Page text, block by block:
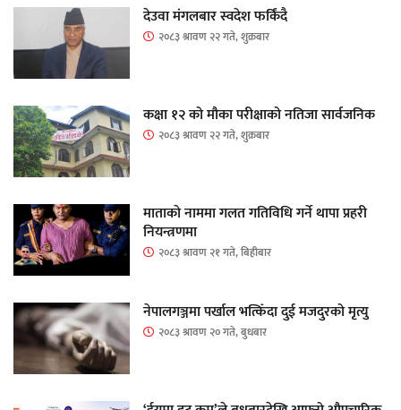
देउवा मंगलबार स्वदेश फर्किंदै
२०८३ श्रावण २२ गते, शुक्रबार
कक्षा १२ को मौका परीक्षाको नतिजा सार्वजनिक
२०८३ श्रावण २२ गते, शुक्रबार
माताकाे नाममा गलत गतिविधि गर्ने थापा प्रहरी
नियन्त्रणमा
२०८३ श्रावण २१ गते, बिहीबार
नेपालगञ्जमा पर्खाल भत्किँदा दुई मजदुरको मृत्यु
२०८३ श्रावण २० गते, बुधबार